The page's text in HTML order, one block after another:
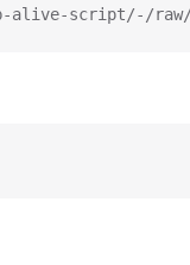
script/-/raw/